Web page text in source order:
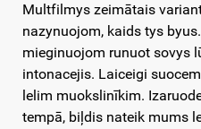
Multfilmys zeimātais
nazynuojom, kaids tys
mieginuojom runuot sovys
intonacejis. Laiceigi
lelim muokslinīkim.
tempā, biļdis nateik mums